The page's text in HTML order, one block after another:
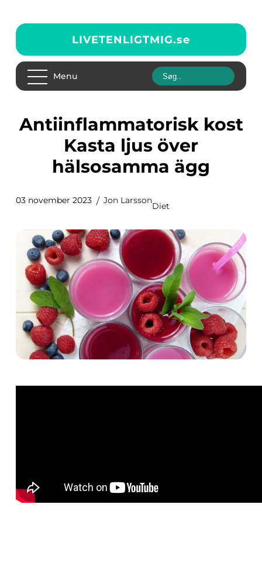
LIVETENLIGTMIG.se
Menu
Antiinflammatorisk kost
Kasta ljus över
hälsosamma ägg
03 november 2023 Jon Larsson
Diet